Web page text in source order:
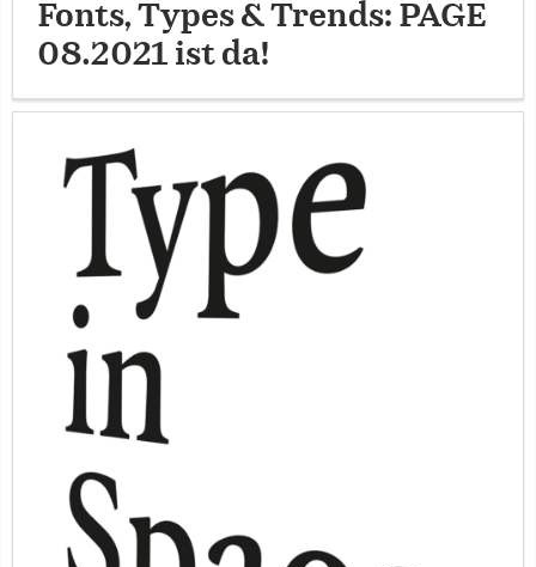
Fonts, Types & Trends: PAGE
08.2021 ist da!